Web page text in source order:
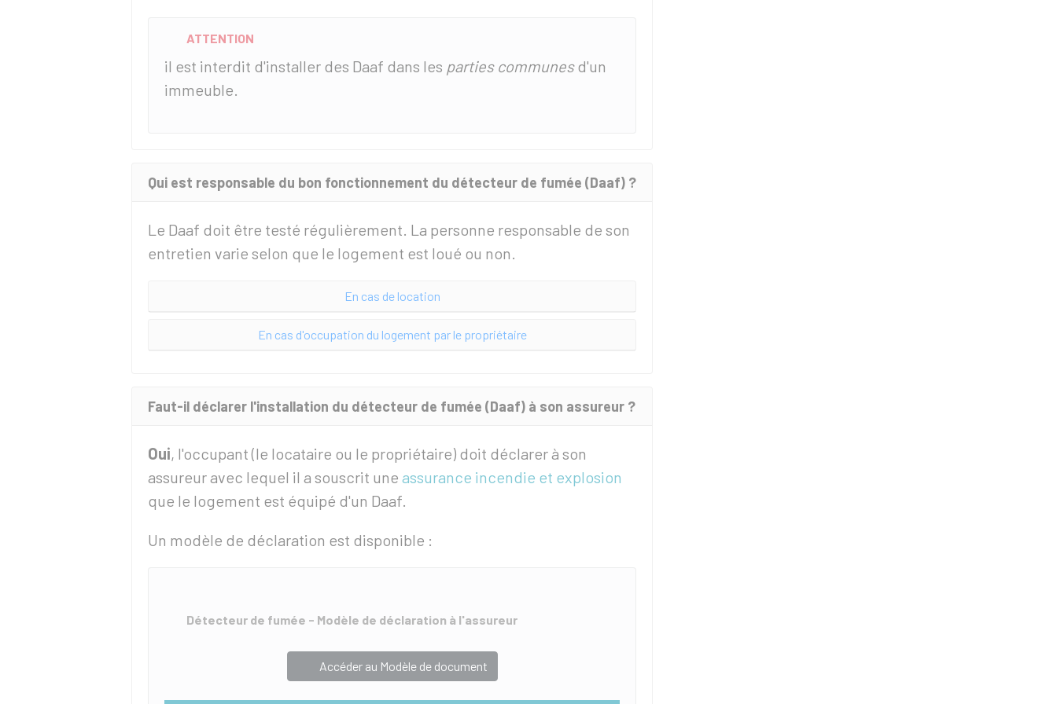
ATTENTION
il est interdit d'installer des Daaf dans les parties communesd'un
immeuble.
Qui est responsable du bon fonctionnement du détecteur de fumée (Daaf) ?
Le Daaf doit être testé régulièrement. La personne responsable de son
entretien varie selon que le logement est loué ou non.
En cas de location
En cas d'occupation du logement par le propriétaire
Faut-il déclarer l'installation du détecteur de fumée (Daaf) à son assureur ?
Oui, l'occupant (le locataire ou le propriétaire) doit déclarer à son
assureur avec lequel il a souscrit une assurance incendie et explosion
que le logement est équipé d'un Daaf.
Un modèle de déclaration est disponible :
Détecteur de fumée - Modèle de déclaration à l'assureur
Accéder au Modèle de document